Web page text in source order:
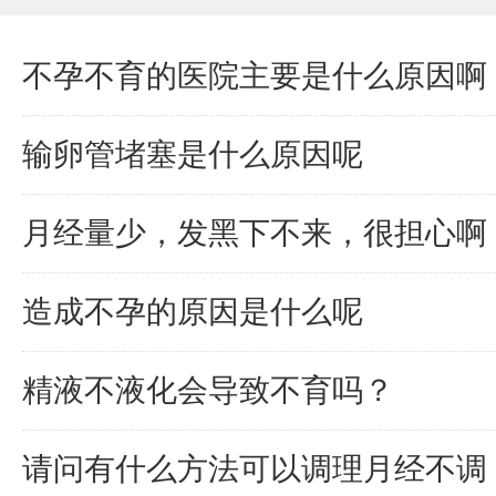
不孕不育的医院主要是什么原因啊
输卵管堵塞是什么原因呢
月经量少，发黑下不来，很担心
造成不孕的原因是什么呢
精液不液化会导致不育吗？
请问有什么方法可以调理月经不调